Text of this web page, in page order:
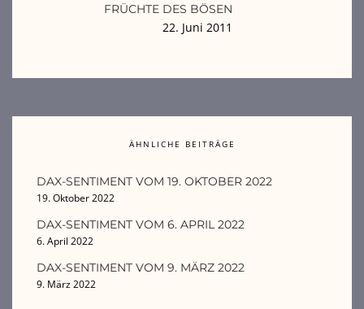
FRÜCHTE DES BÖSEN
22. Juni 2011
ÄHNLICHE BEITRÄGE
DAX-SENTIMENT VOM 19. OKTOBER 2022
19. Oktober 2022
DAX-SENTIMENT VOM 6. APRIL 2022
6. April 2022
DAX-SENTIMENT VOM 9. MÄRZ 2022
9. März 2022